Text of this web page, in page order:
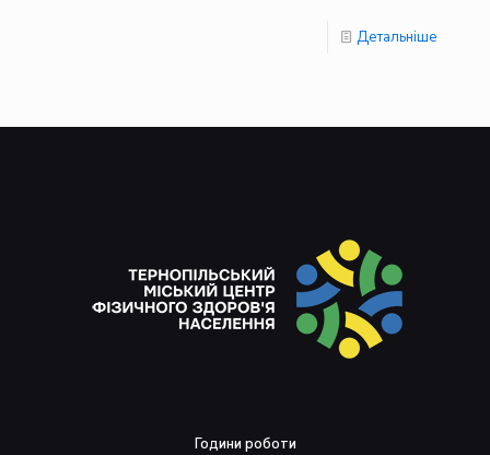
Детальніше
Години роботи